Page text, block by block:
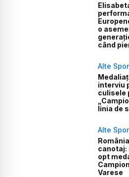
o
când
Alte
interviu
culisele
linia de
Alte
canotaj:
opt
Varese